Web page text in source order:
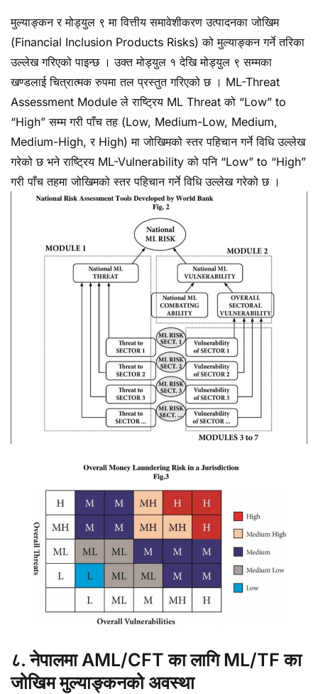
मुल्याङ्कन र मोड्युल ९ मा वित्तीय समावेशीकरण उत्पादनका जोखिम
(Financial Inclusion Products Risks) को मुल्याङ्कन गर्ने तरिका
उल्लेख गरिएको पाइन्छ । उक्त मोड्युल १ देखि मोड्युल ९ सम्मका
खण्डलाई चित्रात्मक रुपमा तल प्रस्तुत गरिएको छ । ML-Threat
Assessment Module ले राष्ट्रिय ML Threat को “Low” to
“High” सम्म गरी पाँच तह (Low, Medium-Low, Medium,
Medium-High, र High) मा जोखिमको स्तर पहिचान गर्ने विधि उल्लेख
गरेको छ भने राष्ट्रिय ML-Vulnerability को पनि “Low” to “High”
गरी पाँच तहमा जोखिमको स्तर पहिचान गर्ने विधि उल्लेख गरेको छ ।
८. नेपालमा AML/CFT का लागि ML/TF का
जोखिम मुल्याङ्कनको अवस्था